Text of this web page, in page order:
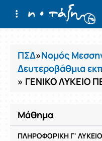
Μαθήματα
ΠΣΔ»Νομός
Δευτεροβάθμια
» ΓΕΝΙΚΟ ΛΥΚΕΙΟ
Μάθημα
ΠΛΗΡΟΦΟΡΙΚΗ Γ'